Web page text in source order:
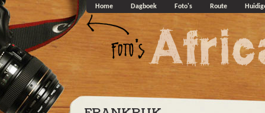
Overslaan en naar de algemene inhoud gaan
Home Dagboek Foto's Route